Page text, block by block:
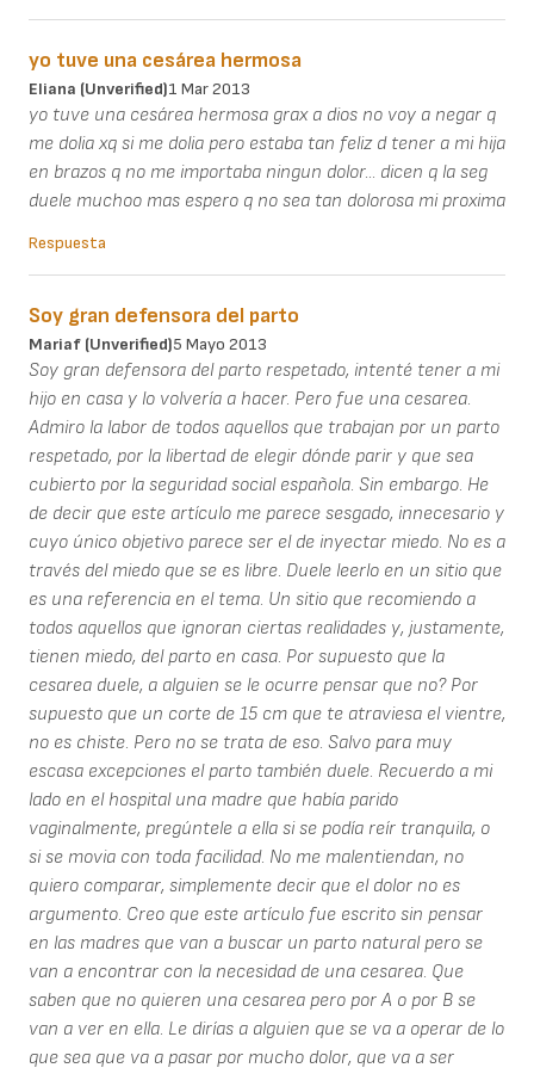
yo tuve una cesárea hermosa
Eliana (unverified)1 Mar 2013
yo tuve una cesárea hermosa grax a dios no voy a negar q
me dolia xq si me dolia pero estaba tan feliz d tener a mi hija
en brazos q no me importaba ningun dolor... dicen q la seg
duele muchoo mas espero q no sea tan dolorosa mi proxima
Respuesta
Soy gran defensora del parto
Mariaf (unverified)5 Mayo 2013
Soy gran defensora del parto respetado, intenté tener a mi
hijo en casa y lo volvería a hacer. Pero fue una cesarea.
Admiro la labor de todos aquellos que trabajan por un parto
respetado, por la libertad de elegir dónde parir y que sea
cubierto por la seguridad social española. Sin embargo. He
de decir que este artículo me parece sesgado, innecesario y
cuyo único objetivo parece ser el de inyectar miedo. No es a
través del miedo que se es libre. Duele leerlo en un sitio que
es una referencia en el tema. Un sitio que recomiendo a
todos aquellos que ignoran ciertas realidades y, justamente,
tienen miedo, del parto en casa. Por supuesto que la
cesarea duele, a alguien se le ocurre pensar que no? Por
supuesto que un corte de 15 cm que te atraviesa el vientre,
no es chiste. Pero no se trata de eso. Salvo para muy
escasa excepciones el parto también duele. Recuerdo a mi
lado en el hospital una madre que había parido
vaginalmente, pregúntele a ella si se podía reír tranquila, o
si se movia con toda facilidad. No me malentiendan, no
quiero comparar, simplemente decir que el dolor no es
argumento. Creo que este artículo fue escrito sin pensar
en las madres que van a buscar un parto natural pero se
van a encontrar con la necesidad de una cesarea. Que
saben que no quieren una cesarea pero por A o por B se
van a ver en ella. Le dirías a alguien que se va a operar de lo
que sea que va a pasar por mucho dolor, que va a ser